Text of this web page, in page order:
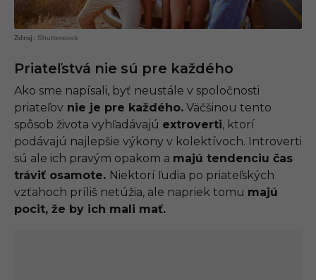
Shutterstock
Priateľstvá nie sú pre každého
Ako sme napísali, byť neustále v spoločnosti
priateľov nie je pre každého. Väčšinou tento
spôsob života vyhľadávajú extroverti, ktorí
podávajú najlepšie výkony v kolektívoch. Introverti
sú ale ich pravým opakom a majú tendenciu čas
tráviť osamote. Niektorí ľudia po priateľských
vzťahoch príliš netúžia, ale napriek tomu majú
pocit, že by ich mali mať.